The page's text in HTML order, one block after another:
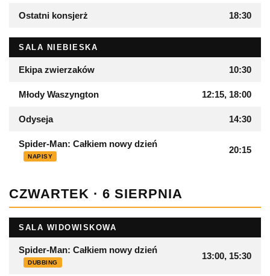
Ostatni konsjerż 18:30
SALA NIEBIESKA
Ekipa zwierzaków 10:30
Młody Waszyngton 12:15, 18:00
Odyseja 14:30
Spider-Man: Całkiem nowy dzień
NAPISY
20:15
CZWARTEK · 6 SIERPNIA
SALA WIDOWISKOWA
Spider-Man: Całkiem nowy dzień
DUBBING
13:00, 15:30